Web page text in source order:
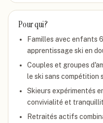
Pour qui ?
Familles avec enfants
apprentissage ski en
Couples et groupes
le ski sans compétition
Skieurs expérimentés
convivialité et
Retraités actifs